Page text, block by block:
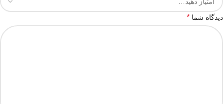
دیدگاه شما *